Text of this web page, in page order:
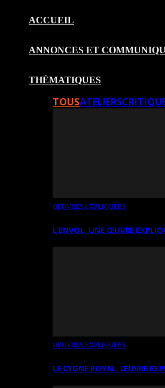
ACCUEIL
ANNONCES ET
THÉMATIQUES
TOUSATELIERS
OEUVRES EXPLIQUÉES
L’ENVOL, UNE ŒUVRE
OEUVRES EXPLIQUÉES
LE CYGNE ROYAL. ŒUVRE